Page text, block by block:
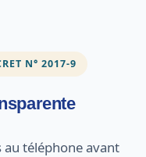
N° 2017-9
téléphone avant